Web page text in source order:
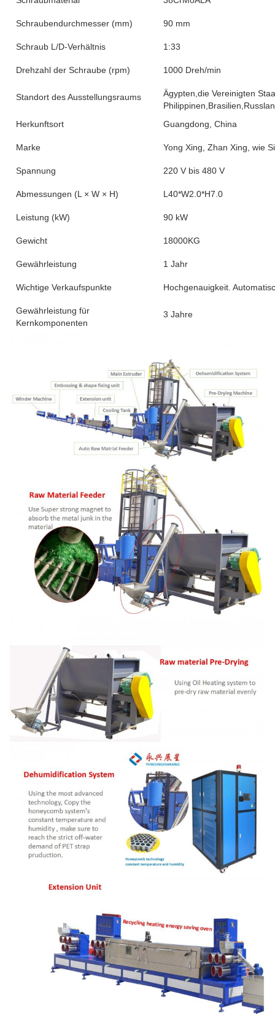
Schraubendurchmesser (mm) 90 mm
Schraub L/D-Verhältnis 1:33
Drehzahl der Schraube (rpm) 1000 Dreh/min
Standort des Ausstellungsraums
Ägypten,die Vereinigten
Herkunftsort
Guangdong, China
Marke Yong Xing, Zhan Xing, wie
Spannung 220 V bis 480 V
Abmessungen (L × W × H) L40*W2.0*H7.0
Leistung (kW) 90 kW
Gewicht 18000KG
Gewährleistung 1 Jahr
Wichtige Verkaufspunkte Hochgenauigkeit.
Gewährleistung für
Kernkomponenten
3 Jahre